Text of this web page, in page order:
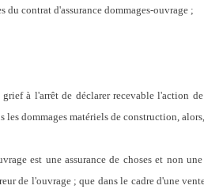
du contrat d'assurance dommages-ouvrage ;
à l'arrêt de déclarer recevable l'action
dommages matériels de construction,
est une assurance de choses et non
de l'ouvrage ; que dans le cadre d'une